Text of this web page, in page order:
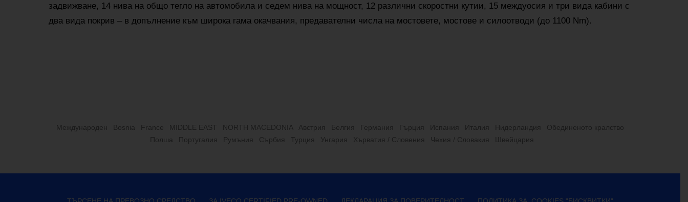
задвижване, 14 нива на общо тегло на автомобила и седем нива на мощност, 12 различни скоростни кутии, 15 междуосия и три вида кабини с
два вида покрив – в допълнение към широка гама окачвания, предавателни числа на мостовете, мостове и силоотводи (до 1100 Nm).
Международен Bosnia France MIDDLE EAST NORTH MACEDONIA Австрия Белгия Германия Гърция Испания Итaлия Нидерландия
Обединеното кралство
Полша
Португалия Румъния Сърбия Турция Унгария Хърватия / Словения Чехия / Словакия Швeйцapия